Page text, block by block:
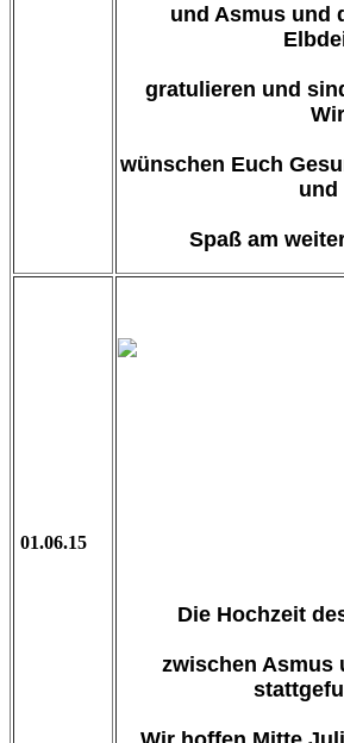
und Asmus und
gratulieren und
Wir
wünschen Euch
und
Spaß am
01.06.15
Die Hochzeit
zwischen Asmus